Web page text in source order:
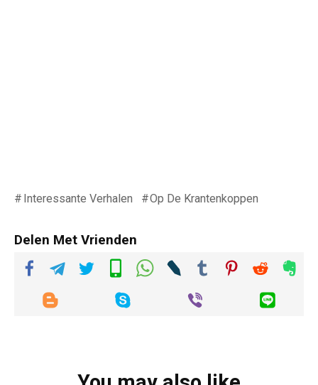
Interessante Verhalen Op De Krantenkoppen
Delen Met Vrienden